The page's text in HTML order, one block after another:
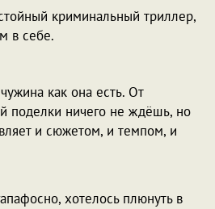
криминальный триллер,
в себе.
как она есть. От
поделки ничего не ждёшь, но
и сюжетом, и темпом, и
хотелось плюнуть в